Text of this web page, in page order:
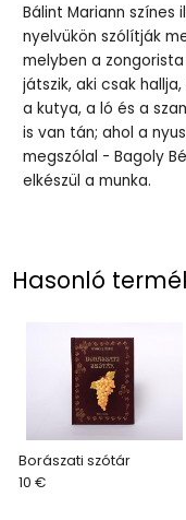
Bálint Mariann
nyelvükön szólítják
melyben a
játszik, aki csak
a kutya, a ló és a
is van tán; ahol a
megszólal - Bagoly
elkészül a munka.
Hasonló
Borászati szótár
10 €